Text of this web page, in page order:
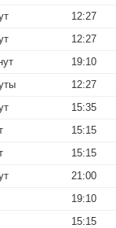
12:27
12:27
19:10
12:27
15:35
15:15
15:15
21:00
19:10
15:15